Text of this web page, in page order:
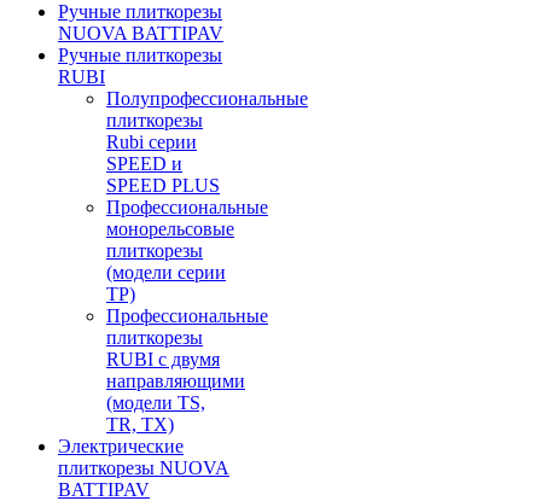
Ручные плиткорезы
NUOVA BATTIPAV
Ручные плиткорезы
RUBI
Полупрофессиональные
плиткорезы
Rubi серии
SPEED и
SPEED PLUS
Профессиональные
монорельсовые
плиткорезы
(модели серии
TP)
Профессиональные
плиткорезы
RUBI с двумя
направляющими
(модели TS,
TR, TX)
Электрические
плиткорезы NUOVA
BATTIPAV